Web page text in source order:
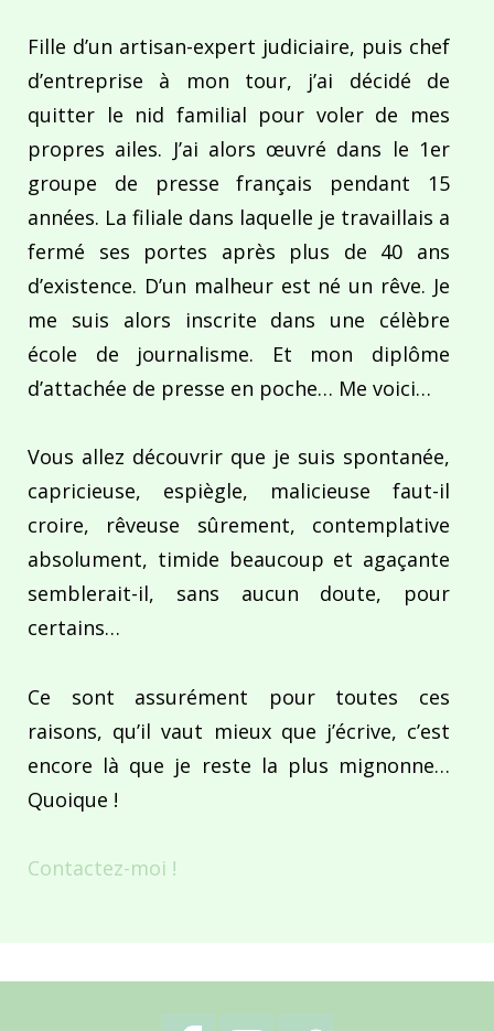
Fille d’un artisan-expert judiciaire, puis chef
d’entreprise à mon tour, j’ai décidé de
quitter le nid familial pour voler de mes
propres ailes. J’ai alors œuvré dans le 1er
groupe de presse français pendant 15
années. La filiale dans laquelle je travaillais a
fermé ses portes après plus de 40 ans
d’existence. D’un malheur est né un rêve. Je
me suis alors inscrite dans une célèbre
école de journalisme. Et mon diplôme
d’attachée de presse en poche… Me voici…
Vous allez découvrir que je suis spontanée,
capricieuse, espiègle, malicieuse faut-il
croire, rêveuse sûrement, contemplative
absolument, timide beaucoup et agaçante
semblerait-il, sans aucun doute, pour
certains…
Ce sont assurément pour toutes ces
raisons, qu’il vaut mieux que j’écrive, c’est
encore là que je reste la plus mignonne…
Quoique !
Contactez-moi !